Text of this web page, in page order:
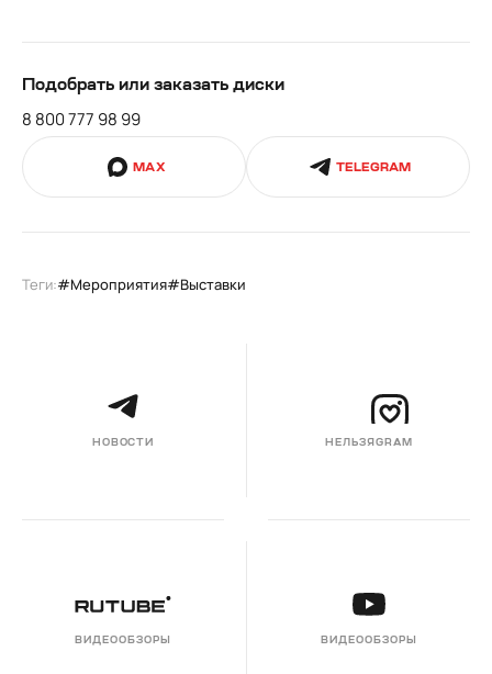
Подобрать или заказать диски
8 800 777 98 99
MAX TELEGRAM
Теги: Мероприятия Выставки
НОВОСТИ НЕЛЬЗЯGRAM
ВИДЕООБЗОРЫ ВИДЕООБЗОРЫ